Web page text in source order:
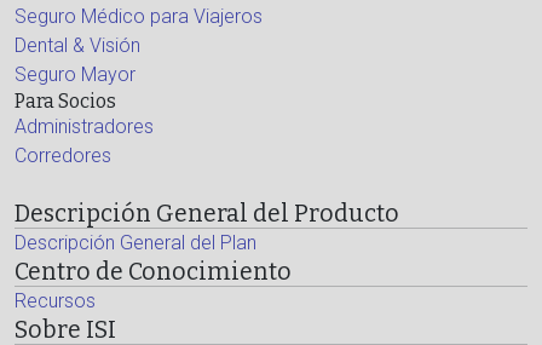
Seguro Médico para Viajeros
Dental & Visión
Seguro Mayor
Para Socios
Administradores
Corredores
Descripción General del Producto
Descripción General del Plan
Centro de Conocimiento
Recursos
Sobre ISI